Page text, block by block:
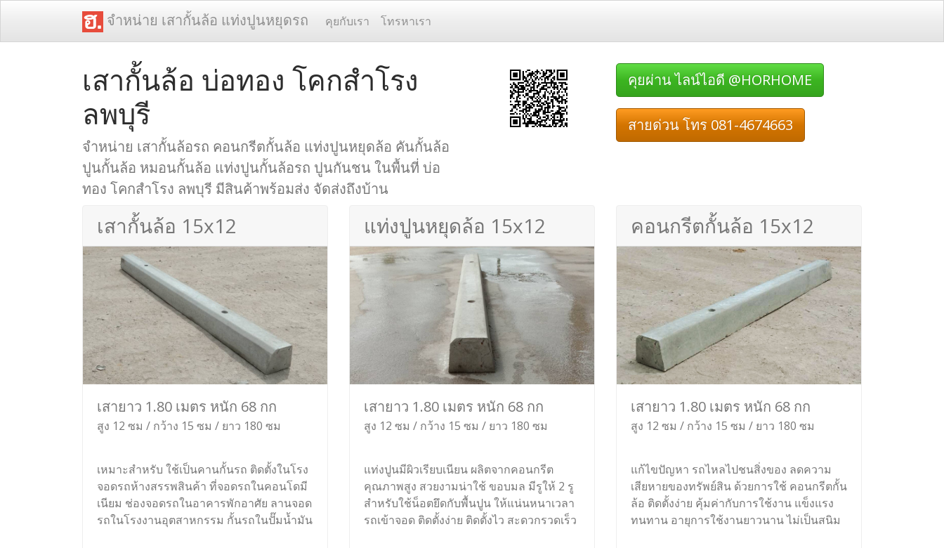
จำหน่าย เสากั้นล้อ แท่งปูนหยุดรถ คุยกับเรา โทรหาเรา
เสากั้นล้อ บ่อทอง โคกสำโรง
ลพบุรี
จำหน่าย เสากั้นล้อรถ คอนกรีตกั้นล้อ แท่งปูนหยุดล้อ คันกั้นล้อ
ปูนกั้นล้อ หมอนกั้นล้อ แท่งปูนกั้นล้อรถ ปูนกันชน ในพื้นที่ บ่อ
ทอง โคกสำโรง ลพบุรี มีสินค้าพร้อมส่ง จัดส่งถึงบ้าน
คุยผ่าน ไลน์ไอดี @HORHOME
สายด่วน โทร 081-4674663
เสากั้นล้อ 15x12
เสายาว 1.80 เมตร หนัก 68 กก
สูง 12 ซม / กว้าง 15 ซม / ยาว 180 ซม
เหมาะสำหรับ ใช้เป็นคานกั้นรถ ติดตั้งในโรง
จอดรถห้างสรรพสินค้า ที่จอดรถในคอนโดมี
เนียม ช่องจอดรถในอาคารพักอาศัย ลานจอด
รถในโรงงานอุตสาหกรรม กั้นรถในปั๊มน้ำมัน
แท่งปูนหยุดล้อ 15x12
เสายาว 1.80 เมตร หนัก 68 กก
สูง 12 ซม / กว้าง 15 ซม / ยาว 180 ซม
แท่งปูนมีผิวเรียบเนียน ผลิตจากคอนกรีต
คุณภาพสูง สวยงามน่าใช้ ขอบมล มีรูให้ 2 รู
สำหรับใช้น็อตยึดกับพื้นปูน ให้แน่นหนาเวลา
รถเข้าจอด ติดตั้งง่าย ติดตั้งไว สะดวกรวดเร็ว
คอนกรีตกั้นล้อ 15x12
เสายาว 1.80 เมตร หนัก 68 กก
สูง 12 ซม / กว้าง 15 ซม / ยาว 180 ซม
แก้ไขปัญหา รถไหลไปชนสิ่งของ ลดความ
เสียหายของทรัพย์สิน ด้วยการใช้ คอนกรีตกั้น
ล้อ ติดตั้งง่าย คุ้มค่ากับการใช้งาน แข็งแรง
ทนทาน อายุการใช้งานยาวนาน ไม่เป็นสนิม